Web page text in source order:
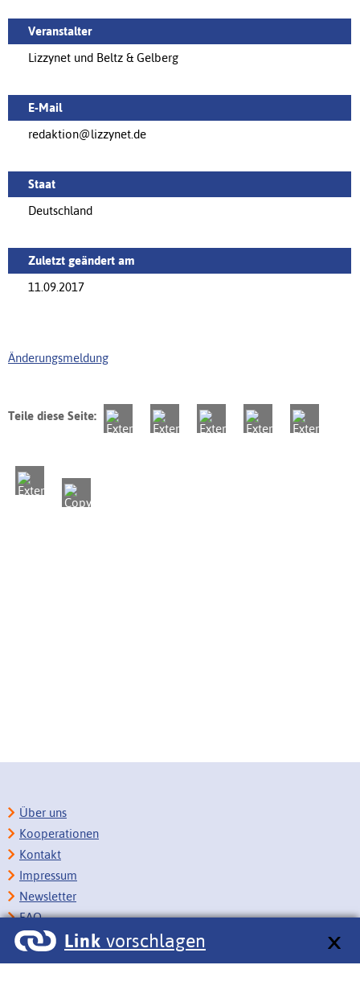
Veranstalter
Lizzynet und Beltz & Gelberg
E-Mail
redaktion@lizzynet.de
Staat
Deutschland
Zuletzt geändert am
11.09.2017
Änderungsmeldung
Teile diese Seite:
Link vorschlagen
Über uns
Kooperationen
Kontakt
Impressum
Newsletter
FAQ
Copyright